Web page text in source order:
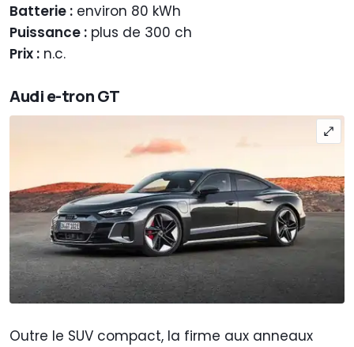
Batterie : environ 80 kWh
Puissance : plus de 300 ch
Prix : n.c.
Audi e-tron GT
Outre le SUV compact, la firme aux anneaux